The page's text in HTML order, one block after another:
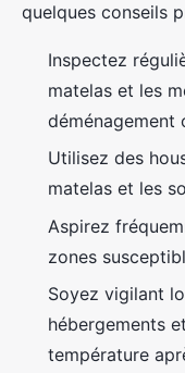
quelques conseils
Inspectez
matelas et les
déménagement
Utilisez des
matelas et les
Aspirez
zones
Soyez vigilant
hébergements
température